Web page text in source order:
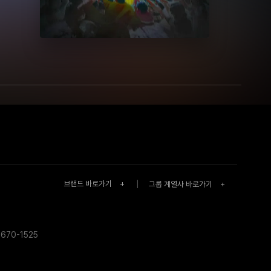
브랜드 바로가기 + 그룹 계열사 바로가기 +
1525